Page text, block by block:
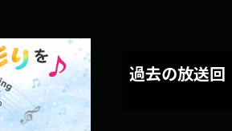
過去の放送回